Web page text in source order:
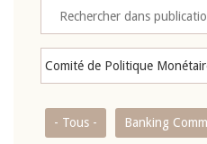
- Tous - Banking